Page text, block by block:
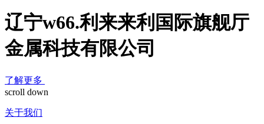
辽宁w66.利来来利国际旗舰厅
金属科技有限公司
了解更多
scroll down
关于我们